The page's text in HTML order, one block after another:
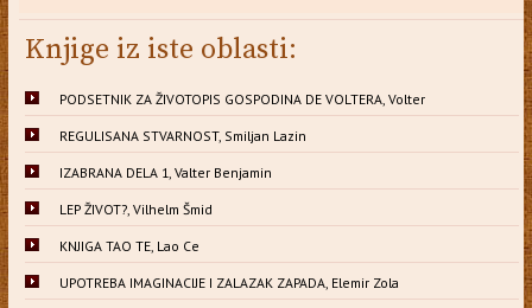
Knjige iz iste oblasti:
PODSETNIK ZA ŽIVOTOPIS GOSPODINA DE VOLTERA, Volter
REGULISANA STVARNOST, Smiljan Lazin
IZABRANA DELA 1, Valter Benjamin
LEP ŽIVOT?, Vilhelm Šmid
KNJIGA TAO TE, Lao Ce
UPOTREBA IMAGINACIJE I ZALAZAK ZAPADA, Elemir Zola